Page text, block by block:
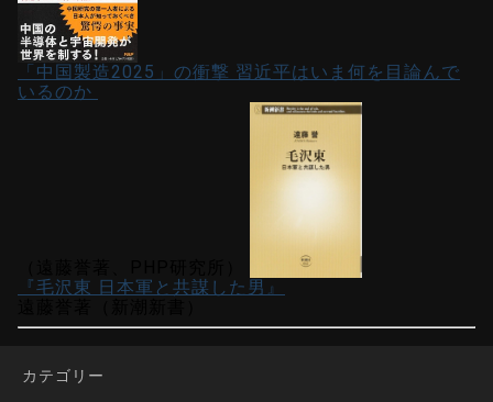
「中国製造2025」の衝撃 習近平はいま何を目論んで
いるのか
『毛沢東 日本軍と共謀した男』
カテゴリー